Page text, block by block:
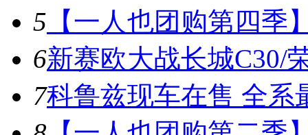
5 【一人也团购第四季
6新赛欧大战长城C30/
7科鲁兹现车在售 全系